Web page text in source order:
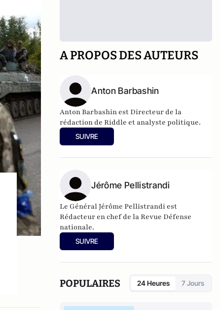
A PROPOS DES AUTEURS
Anton Barbashin
Anton Barbashin est Directeur de la
rédaction de Riddle et analyste politique.
SUIVRE
Jérôme Pellistrandi
Le Général Jérôme Pellistrandi est
Rédacteur en chef de la Revue Défense
nationale.
SUIVRE
POPULAIRES 24 Heures 7 Jours